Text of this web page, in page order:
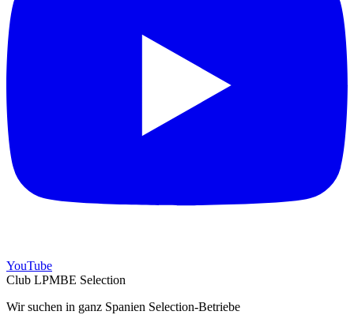
YouTube
Club LPMBE Selection
Wir suchen in ganz Spanien Selection-Betriebe